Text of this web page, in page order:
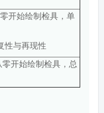
开始绘制检具，单
性与再现性
开始绘制检具，总